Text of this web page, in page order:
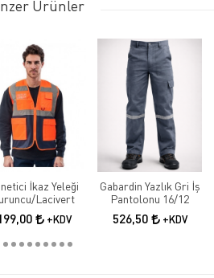
Ürünler
İkaz Yeleği
Lacivert
+KDV
Gabardin Yazlık Gri İş
Pantolonu 16/12
526,50 +KDV